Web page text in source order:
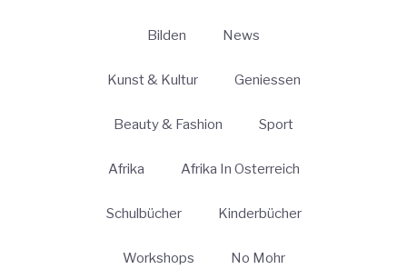
Bilden News
Kunst & Kultur Geniessen
Beauty & Fashion Sport
Afrika Afrika In Osterreich
Schulbücher Kinderbücher
Workshops No Mohr